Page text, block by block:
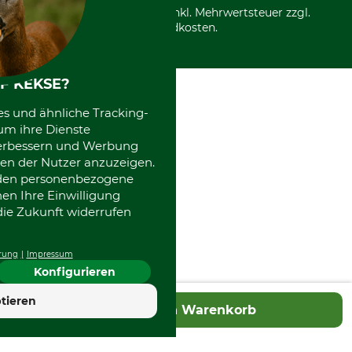
In den Warenkorb
Datenschutz Print
Community
International
Kooperationen
Alle Preise in Euro und inkl. Mehrwertsteuer zzgl.
Versandkosten.
KEKSE?
und ähnliche Tracking-
ihre Dienste
und Werbung
der Nutzer anzuzeigen.
personenbezogene
Ihre Einwilligung
Zukunft widerrufen
Impressum
Konfigurieren